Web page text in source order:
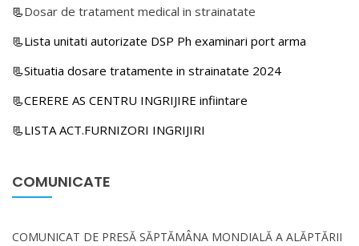
📃Dosar de tratament medical in strainatate
📃Lista unitati autorizate DSP Ph examinari port arma
📃Situatia dosare tratamente in strainatate 2024
📃CERERE AS CENTRU INGRIJIRE infiintare
📃LISTA ACT.FURNIZORI INGRIJIRI
COMUNICATE
COMUNICAT DE PRESĂ SĂPTĂMÂNA MONDIALĂ A ALĂPTĂRII